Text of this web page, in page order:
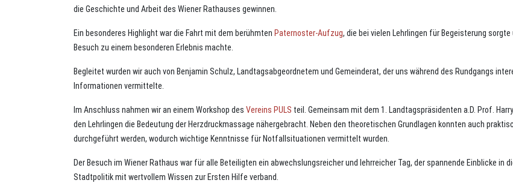
die Geschichte und Arbeit des Wiener Rathauses gewinnen.
Ein besonderes Highlight war die Fahrt mit dem berühmten Paternoster-Aufzug, die bei vielen Lehrlingen für Begeisterung sorgte
Besuch zu einem besonderen Erlebnis machte.
Begleitet wurden wir auch von Benjamin Schulz, Landtagsabgeordnetem und Gemeinderat, der uns während des Rundgangs
Informationen vermittelte.
Im Anschluss nahmen wir an einem Workshop des Vereins PULS teil. Gemeinsam mit dem 1. Landtagspräsidenten a.D. Prof.
den Lehrlingen die Bedeutung der Herzdruckmassage nähergebracht. Neben den theoretischen Grundlagen konnten auch
durchgeführt werden, wodurch wichtige Kenntnisse für Notfallsituationen vermittelt wurden.
Der Besuch im Wiener Rathaus war für alle Beteiligten ein abwechslungsreicher und lehrreicher Tag, der spannende Einblicke in
Stadtpolitik mit wertvollem Wissen zur Ersten Hilfe verband.